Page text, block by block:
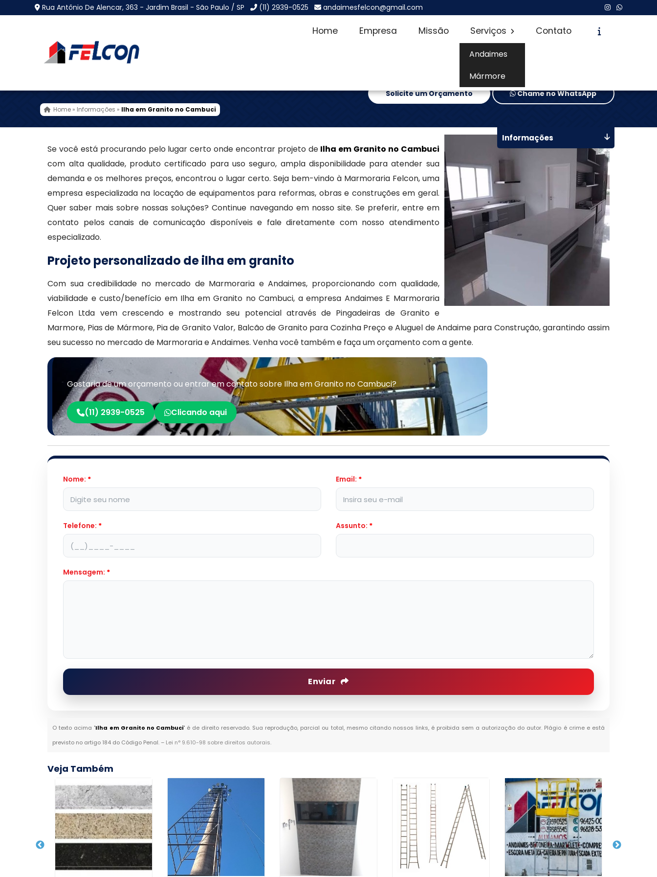
Rua Antônio De Alencar, 363 - Jardim Brasil - São Paulo / SP (11) 2939-0525 andaimesfelcon@gmail.com
Home Empresa Missão Serviços
Andaimes
Mármore
Contato
Home » Informações » Ilha em Granito no Cambuci
Solicite um Orçamento Chame no WhatsApp
Se você está procurando pelo lugar certo onde encontrar projeto de Ilha em Granito no Cambuci
com alta qualidade, produto certificado para uso seguro, ampla disponibilidade para atender sua
demanda e os melhores preços, encontrou o lugar certo. Seja bem-vindo à Marmoraria Felcon, uma
empresa especializada na locação de equipamentos para reformas, obras e construções em geral.
Quer saber mais sobre nossas soluções? Continue navegando em nosso site. Se preferir, entre em
contato pelos canais de comunicação disponíveis e fale diretamente com nosso atendimento
especializado.
Projeto personalizado de ilha em granito
Com sua credibilidade no mercado de Marmoraria e Andaimes, proporcionando com qualidade,
viabilidade e custo/benefício em Ilha em Granito no Cambuci, a empresa Andaimes E Marmoraria
Felcon Ltda vem crescendo e mostrando seu potencial através de Pingadeiras de Granito e
Marmore, Pias de Mármore, Pia de Granito Valor, Balcão de Granito para Cozinha Preço e Aluguel de Andaime para Construção, garantindo assim
seu sucesso no mercado de Marmoraria e Andaimes. Venha você também e faça um orçamento com a gente.
Gostaria de um orçamento ou entrar em contato sobre Ilha em Granito no Cambuci?
(11) 2939-0525 Clicando aqui
Nome: * Email: *
Telefone: * Assunto: *
Mensagem: *
Enviar
O texto acima "Ilha em Granito no Cambuci" é de direito reservado. Sua reprodução, parcial ou total, mesmo citando nossos links, é proibida sem a autorização do autor. Plágio é crime e está
previsto no artigo 184 do Código Penal. – Lei n° 9.610-98 sobre direitos autorais.
Informações
Veja Também